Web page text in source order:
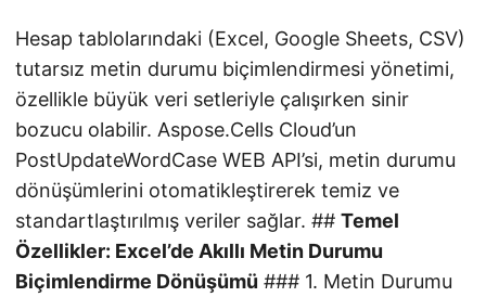
Hesap tablolarındaki (Excel, Google Sheets, CSV)
tutarsız metin durumu biçimlendirmesi yönetimi,
özellikle büyük veri setleriyle çalışırken sinir
bozucu olabilir. Aspose.Cells Cloud’un
PostUpdateWordCase WEB API’si, metin durumu
dönüşümlerini otomatikleştirerek temiz ve
standartlaştırılmış veriler sağlar. ## Temel
Özellikler: Excel’de Akıllı Metin Durumu
Biçimlendirme Dönüşümü ### 1. Metin Durumu